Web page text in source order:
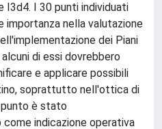
I3d4. I 30 punti individuati
importanza nella valutazione
dei Piani
di essi dovrebbero
e applicare possibili
soprattutto nell'ottica di
è stato
indicazione operativa